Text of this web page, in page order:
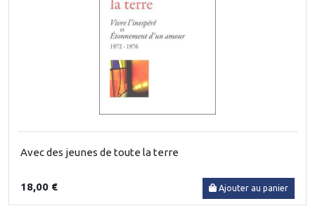
Avec des jeunes de toute la terre
18,00 € Ajouter au panier